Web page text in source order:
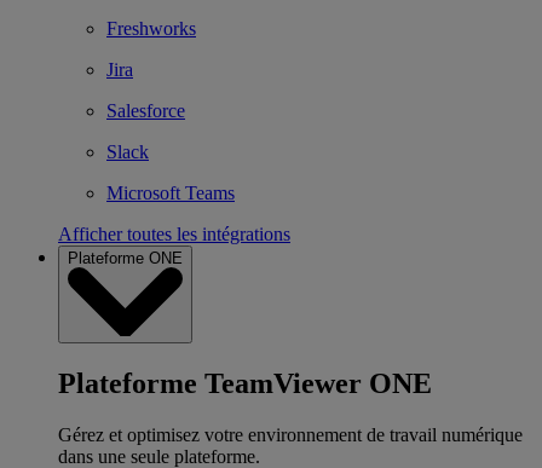
Freshworks
Jira
Salesforce
Slack
Microsoft Teams
Afficher toutes les intégrations
Plateforme ONE
Plateforme TeamViewer ONE
Gérez et optimisez votre environnement de travail numérique
dans une seule plateforme.